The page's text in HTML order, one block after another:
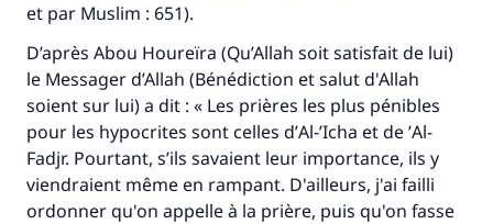
et par Muslim : 651).
D’après Abou Houreïra (Qu’Allah soit satisfait de lui)
le Messager d’Allah (Bénédiction et salut d'Allah
soient sur lui) a dit : « Les prières les plus pénibles
pour les hypocrites sont celles d’Al-’Icha et de ’Al-
Fadjr. Pourtant, s’ils savaient leur importance, ils y
viendraient même en rampant. D'ailleurs, j'ai failli
ordonner qu'on appelle à la prière, puis qu'on fasse
Faites une différence dans la vie de
millions de personnes grâce à votre
contribution
Aidez nous à apporter des réponses.